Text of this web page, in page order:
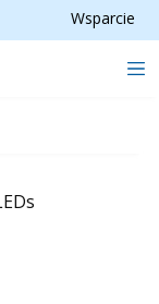
Wsparcie